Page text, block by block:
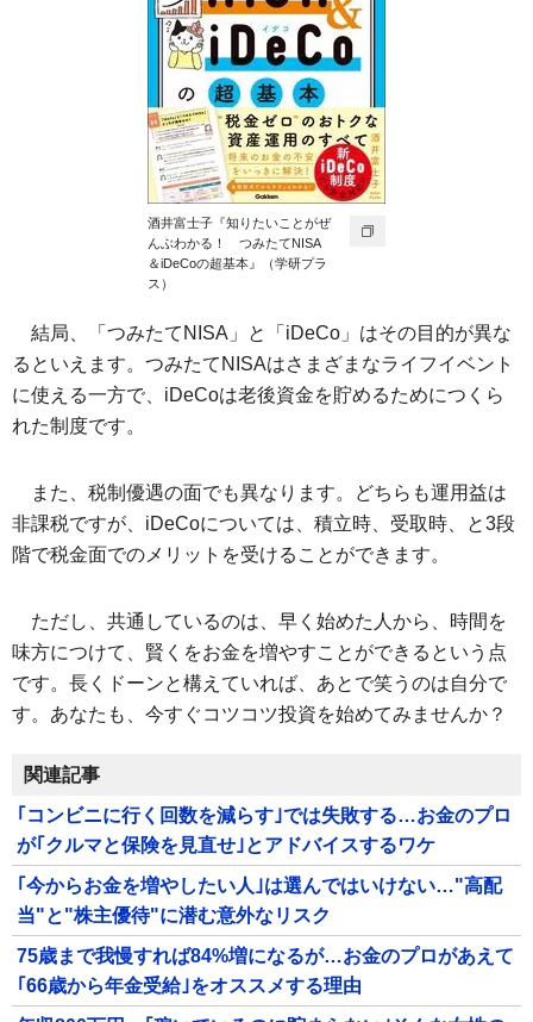
酒井富士子『知りたいことがぜ
んぶわかる！ つみたてNISA
＆iDeCoの超基本』（学研プラ
ス）
結局、「つみたてNISA」と「iDeCo」はその目的が異な
るといえます。つみたてNISAはさまざまなライフイベント
に使える一方で、iDeCoは老後資金を貯めるためにつくら
れた制度です。
また、税制優遇の面でも異なります。どちらも運用益は
非課税ですが、iDeCoについては、積立時、受取時、と3段
階で税金面でのメリットを受けることができます。
ただし、共通しているのは、早く始めた人から、時間を
味方につけて、賢くをお金を増やすことができるという点
です。長くドーンと構えていれば、あとで笑うのは自分で
す。あなたも、今すぐコツコツ投資を始めてみませんか？
関連記事
｢コンビニに行く回数を減らす｣では失敗する…お金のプロ
が｢クルマと保険を見直せ｣とアドバイスするワケ
｢今からお金を増やしたい人｣は選んではいけない…"高配
当"と"株主優待"に潜む意外なリスク
75歳まで我慢すれば84%増になるが…お金のプロがあえて
｢66歳から年金受給｣をオススメする理由